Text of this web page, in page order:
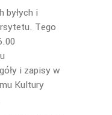
i
Tego
i zapisy w
Kultury